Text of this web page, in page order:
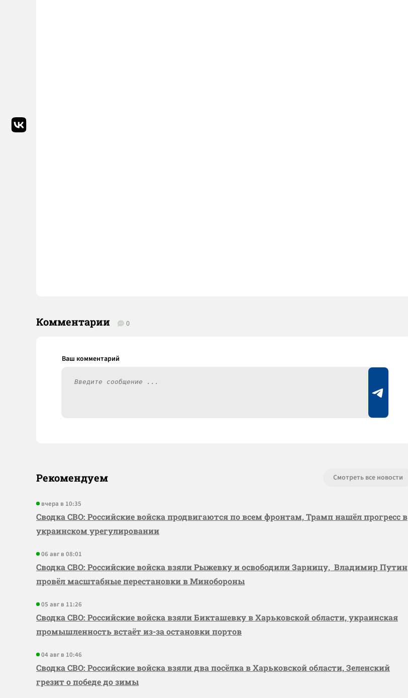
Комментарии 0
Рекомендуем Смотреть все новости
вчера в 10:35
Сводка СВО: Российские войска продвигаются по всем фронтам, Трамп нашёл прогресс в
украинском урегулировании
06 авг в 08:01
Сводка СВО: Российские войска взяли Рыжевку и освободили Зарницу, Владимир Путин
провёл масштабные перестановки в Минобороны
05 авг в 11:26
Сводка СВО: Российские войска взяли Бикташевку в Харьковской области, украинская
промышленность встаёт из-за остановки портов
04 авг в 10:46
Сводка СВО: Российские войска взяли два посёлка в Харьковской области, Зеленский
грезит о победе до зимы